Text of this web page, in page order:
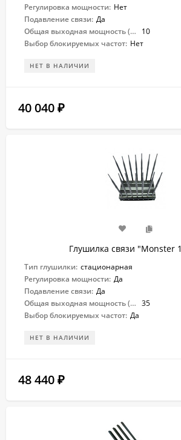
Регулировка мощности: Нет
Подавление связи: Да
Общая выходная мощность (Вт):
10
Выбор блокируемых частот: Нет
НЕТ В НАЛИЧИИ
40 040 ₽
Глушилка связи "Monster
Тип глушилки: стационарная
Регулировка мощности: Да
Подавление связи: Да
Общая выходная мощность (Вт): 35
Выбор блокируемых частот: Да
НЕТ В НАЛИЧИИ
48 440 ₽